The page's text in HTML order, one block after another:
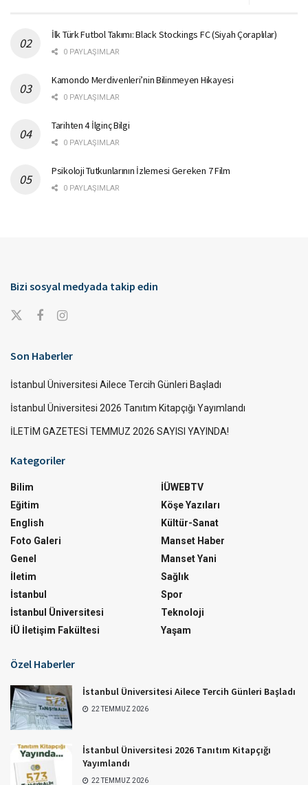
İlk Türk Futbol Takımı: Black Stockings FC (Siyah Çoraplılar)
0 PAYLAŞIMLAR
Kamondo Merdivenleri’nin Bilinmeyen Hikayesi
0 PAYLAŞIMLAR
Tarihten 4 İlginç Bilgi
0 PAYLAŞIMLAR
Psikoloji Tutkunlarının İzlemesi Gereken 7 Film
0 PAYLAŞIMLAR
Bizi sosyal medyada takip edin
Son Haberler
İstanbul Üniversitesi Ailece Tercih Günleri Başladı
İstanbul Üniversitesi 2026 Tanıtım Kitapçığı Yayımlandı
İLETİM GAZETESİ TEMMUZ 2026 SAYISI YAYINDA!
Kategoriler
Bilim
Eğitim
English
Foto Galeri
Genel
İletim
İstanbul
İstanbul Üniversitesi
İÜ İletişim Fakültesi
İÜWEBTV
Köşe Yazıları
Kültür-Sanat
Manset Haber
Manset Yani
Sağlık
Spor
Teknoloji
Yaşam
Özel Haberler
İstanbul Üniversitesi Ailece Tercih Günleri Başladı
22 TEMMUZ 2026
İstanbul Üniversitesi 2026 Tanıtım Kitapçığı
Yayımlandı
22 TEMMUZ 2026